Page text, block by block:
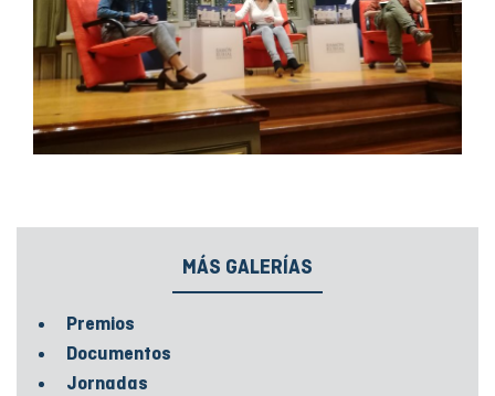
MÁS GALERÍAS
Premios
Documentos
Jornadas